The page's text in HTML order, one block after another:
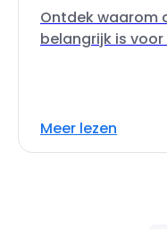
Ontdek waarom
belangrijk is voor
Meer lezen